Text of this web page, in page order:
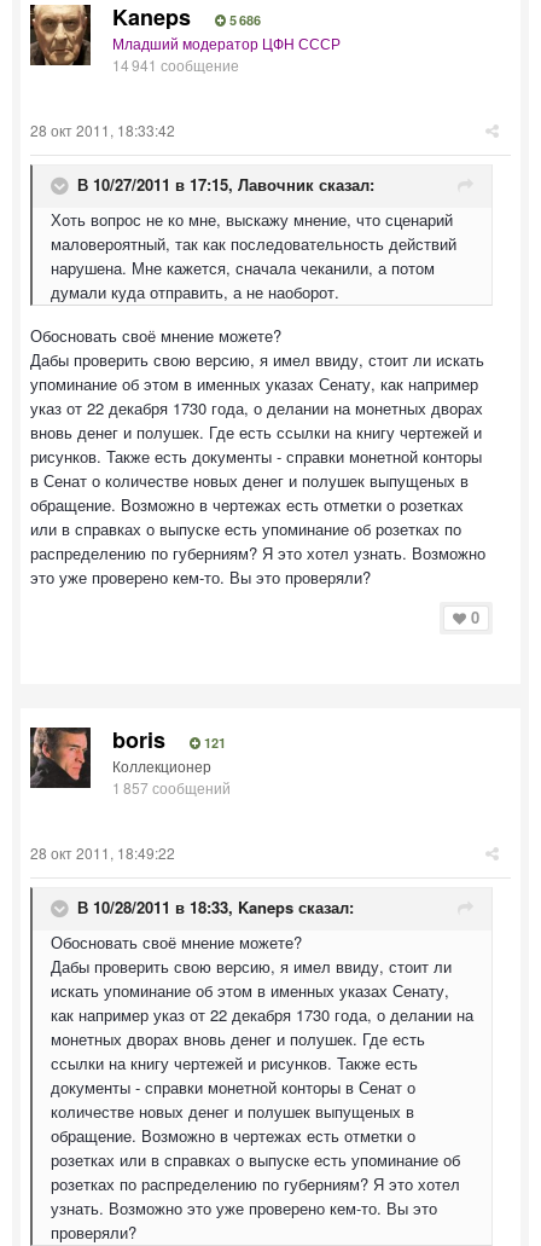
Kaneps 5 686
Младший модератор ЦФН СССР
14 941 сообщение
28 окт 2011, 18:33:42
В 10/27/2011 в 17:15, Лавочник сказал:
Хоть вопрос не ко мне, выскажу мнение, что сценарий
маловероятный, так как последовательность действий
нарушена. Мне кажется, сначала чеканили, а потом
думали куда отправить, а не наоборот.
Обосновать своё мнение можете?
Дабы проверить свою версию, я имел ввиду, стоит ли искать
упоминание об этом в именных указах Сенату, как например
указ от 22 декабря 1730 года, о делании на монетных дворах
вновь денег и полушек. Где есть ссылки на книгу чертежей и
рисунков. Также есть документы - справки монетной конторы
в Сенат о количестве новых денег и полушек выпущеных в
обращение. Возможно в чертежах есть отметки о розетках
или в справках о выпуске есть упоминание об розетках по
распределению по губерниям? Я это хотел узнать. Возможно
это уже проверено кем-то. Вы это проверяли?
0
boris 121
Коллекционер
1 857 сообщений
28 окт 2011, 18:49:22
В 10/28/2011 в 18:33, Kaneps сказал:
Обосновать своё мнение можете?
Дабы проверить свою версию, я имел ввиду, стоит ли
искать упоминание об этом в именных указах Сенату,
как например указ от 22 декабря 1730 года, о делании на
монетных дворах вновь денег и полушек. Где есть
ссылки на книгу чертежей и рисунков. Также есть
документы - справки монетной конторы в Сенат о
количестве новых денег и полушек выпущеных в
обращение. Возможно в чертежах есть отметки о
розетках или в справках о выпуске есть упоминание об
розетках по распределению по губерниям? Я это хотел
узнать. Возможно это уже проверено кем-то. Вы это
проверяли?